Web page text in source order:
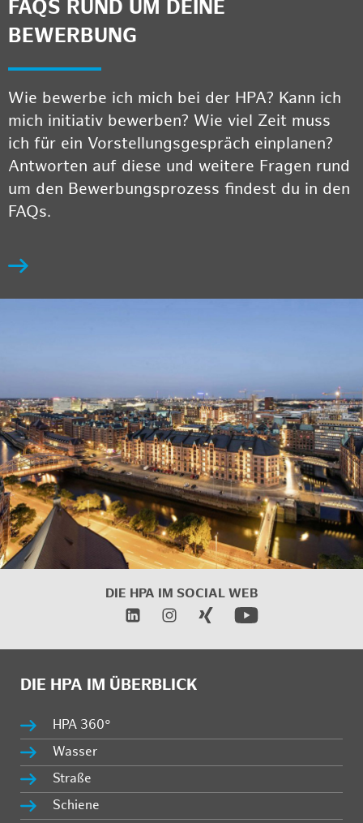
FAQS RUND UM DEINE
BEWERBUNG
Wie bewerbe ich mich bei der HPA? Kann ich
mich initiativ bewerben? Wie viel Zeit muss
ich für ein Vorstellungsgespräch einplanen?
Antworten auf diese und weitere Fragen rund
um den Bewerbungsprozess findest du in den
FAQs.
DIE HPA IM SOCIAL WEB
DIE HPA IM ÜBERBLICK
HPA 360°
Wasser
Straße
Schiene